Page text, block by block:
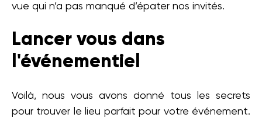
vue qui n’a pas manqué d’épater nos invités.
Lancer vous dans
l'événementiel
Voilà, nous vous avons donné tous les secrets
pour trouver le lieu parfait pour votre événement.